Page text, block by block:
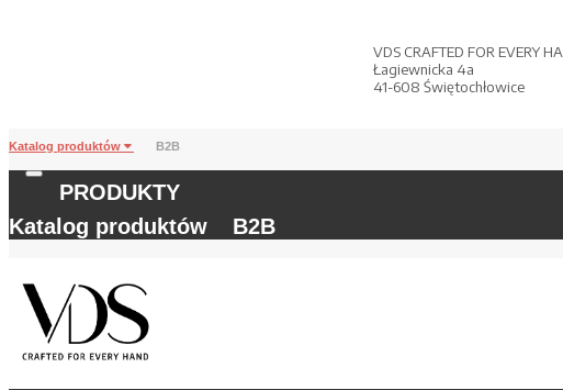
VDS CRAFTED FOR EVERY
Łagiewnicka 4a
41-608 Świętochłowice
Katalog produktów B2B
PRODUKTY
Katalog produktów
B2B